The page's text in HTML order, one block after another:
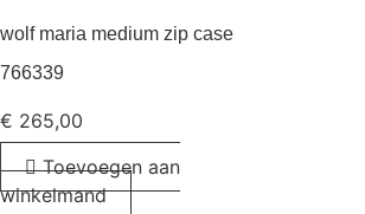
wolf maria medium zip case
766339
€ 265,00
Toevoegen aan
winkelmand